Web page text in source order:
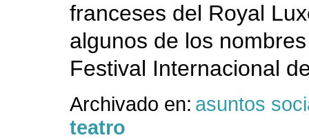
franceses del Royal
algunos de los
Festival Internacional
Archivado en: asuntos
teatro